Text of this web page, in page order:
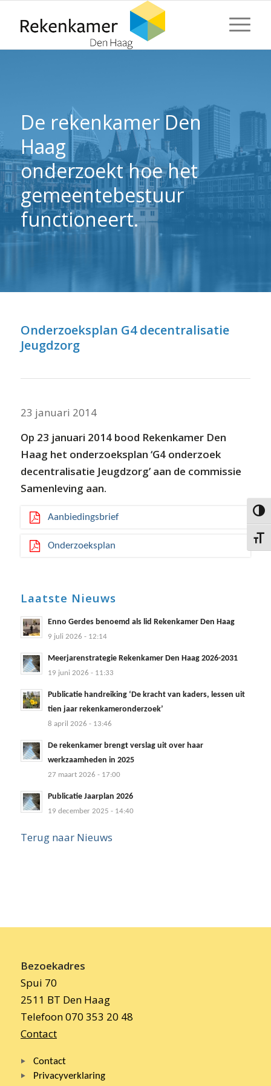
Kies
⬇ Blok overslaan
De rekenkamer Den
Haag
onderzoekt hoe het
gemeentebestuur
functioneert.
Onderzoeksplan G4 decentralisatie
Jeugdzorg
23 januari 2014
Op 23 januari 2014 bood Rekenkamer Den
Haag het onderzoeksplan ‘G4 onderzoek
decentralisatie Jeugdzorg’ aan de commissie
Samenleving aan.
Aanbiedingsbrief
Onderzoeksplan
Laatste Nieuws
Enno Gerdes benoemd als lid Rekenkamer Den Haag
9 juli 2026 - 12:14
Meerjarenstrategie Rekenkamer Den Haag 2026-2031
19 juni 2026 - 11:33
Publicatie handreiking ‘De kracht van kaders, lessen uit
tien jaar rekenkameronderzoek’
8 april 2026 - 13:46
De rekenkamer brengt verslag uit over haar
werkzaamheden in 2025
27 maart 2026 - 17:00
Publicatie Jaarplan 2026
19 december 2025 - 14:40
Terug naar Nieuws
Bezoekadres
Spui 70
2511 BT Den Haag
Telefoon 070 353 20 48
Contact
Contact
Privacyverklaring